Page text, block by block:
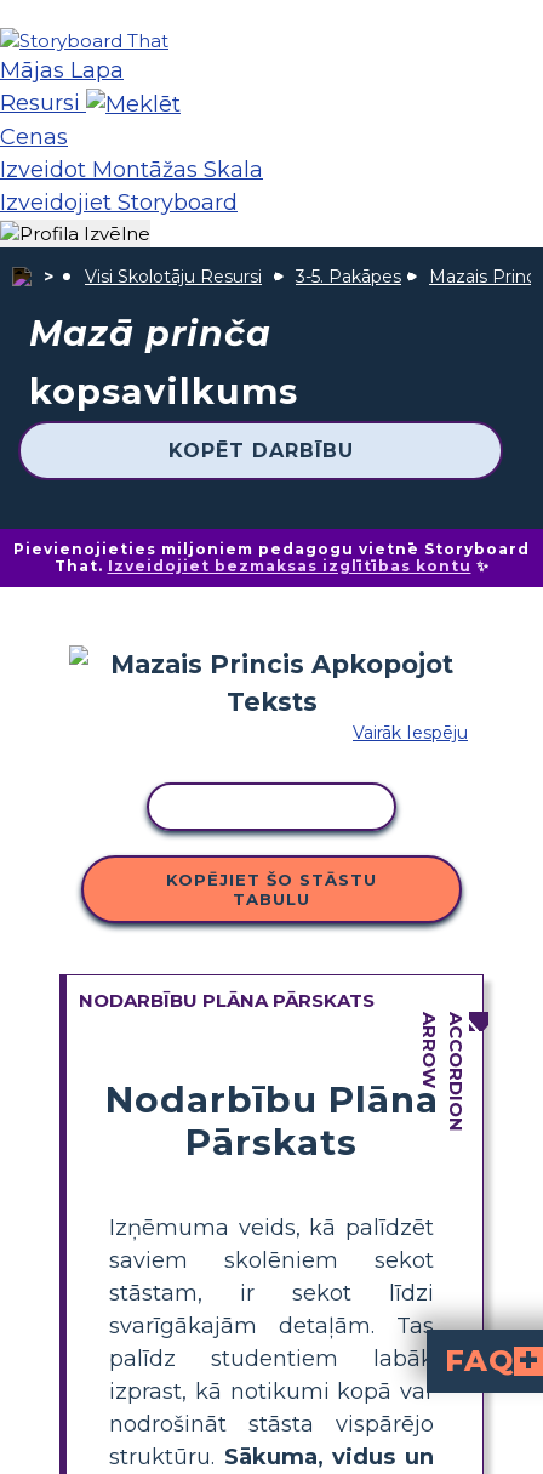
Mājas Lapa
Resursi
Cenas
Izveidot Montāžas Skala
Izveidojiet Storyboard
Visi Skolotāju Resursi 3-5. Pakāpes Mazais
Mazā prinča
kopsavilkums
KOPĒT DARBĪBU
Pievienojieties miljoniem pedagogu vietnē Storyboard
That. Izveidojiet bezmaksas izglītības kontu ✨
Vairāk Iespēju
KOPĒJIET ŠO STĀSTU
TABULU
NODARBĪBU PLĀNA PĀRSKATS
Nodarbību Plāna
Pārskats
Izņēmuma veids, kā palīdzēt
saviem skolēniem sekot
stāstam, ir sekot līdzi
svarīgākajām detaļām. Tas
palīdz studentiem labāk
izprast, kā notikumi kopā var
nodrošināt stāsta vispārējo
struktūru. Sākuma, vidus un
FAQ